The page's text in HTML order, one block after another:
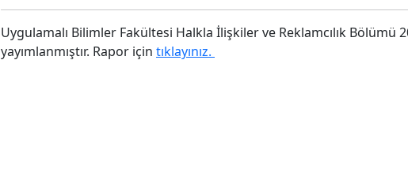
Uygulamalı Bilimler Fakültesi Halkla İlişkiler ve Reklamcılık Bölümü
yayımlanmıştır. Rapor için tıklayınız.